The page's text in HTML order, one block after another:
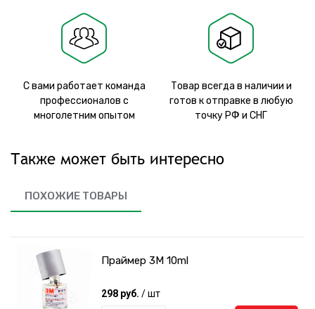
С вами работает команда
профессионалов с
многолетним опытом
Товар всегда в наличии и
готов к отправке в любую
точку РФ и СНГ
Также может быть интересно
ПОХОЖИЕ ТОВАРЫ
Праймер 3M 10ml
298 руб. / шт